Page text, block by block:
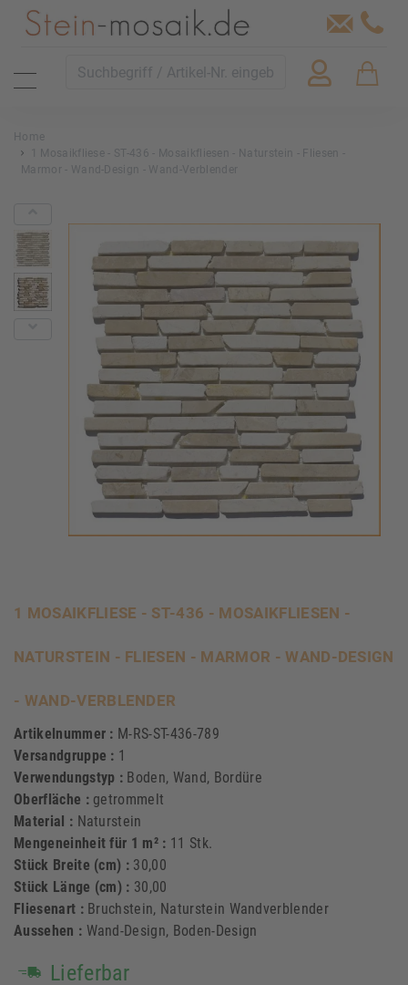
Home
1 Mosaikfliese - ST-436 - Mosaikfliesen - Naturstein - Fliesen -
Marmor - Wand-Design - Wand-Verblender
1 MOSAIKFLIESE - ST-436 - MOSAIKFLIESEN -
NATURSTEIN - FLIESEN - MARMOR - WAND-DESIGN
- WAND-VERBLENDER
Artikelnummer : M-RS-ST-436-789
Versandgruppe : 1
Verwendungstyp : Boden, Wand, Bordüre
Oberfläche : getrommelt
Material : Naturstein
Mengeneinheit für 1 m² : 11 Stk.
Stück Breite (cm) : 30,00
Stück Länge (cm) : 30,00
Fliesenart : Bruchstein, Naturstein Wandverblender
Aussehen : Wand-Design, Boden-Design
Lieferbar